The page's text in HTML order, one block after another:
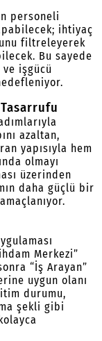
personeli
ihtiyaç
filtreleyerek
Bu sayede
işgücü
azaltan,
yapısıyla hem
olmayı
üzerinden
daha güçlü bir
Merkezi”
“İş Arayan”
uygun olanı
durumu,
şekli gibi